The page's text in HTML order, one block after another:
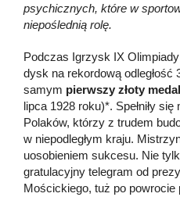
psychicznych, które w
niepoślednią rolę.
Podczas Igrzysk IX
dysk na rekordową odległość
samym pierwszy złoty
lipca 1928 roku)*. Spełniły
Polaków, którzy z trudem
w niepodległym kraju.
uosobieniem sukcesu. Nie
gratulacyjny telegram od
Mościckiego, tuż po powrocie